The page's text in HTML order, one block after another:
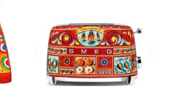
DODAJ U KOŠARICU